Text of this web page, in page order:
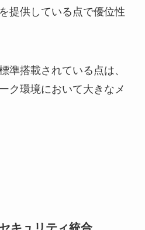
提供している点で優位性
準搭載されている点は、
ク環境において大きなメ